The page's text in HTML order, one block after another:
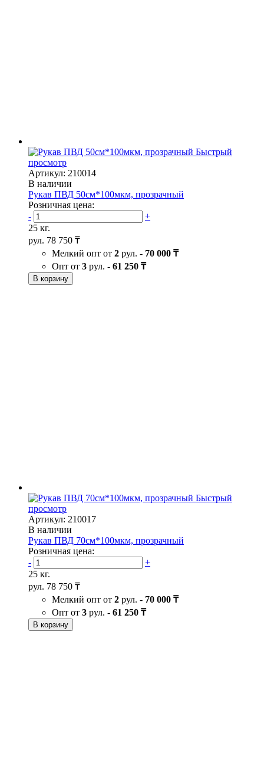
Быстрый
просмотр
Артикул: 210014
В наличии
Рукав ПВД 50см*100мкм, прозрачный
Розничная цена:
-
+
25 кг.
рул. 78 750 ₸
Мелкий опт от 2 рул. - 70 000 ₸
Опт от 3 рул. - 61 250 ₸
В корзину
Быстрый
просмотр
Артикул: 210017
В наличии
Рукав ПВД 70см*100мкм, прозрачный
Розничная цена:
-
+
25 кг.
рул. 78 750 ₸
Мелкий опт от 2 рул. - 70 000 ₸
Опт от 3 рул. - 61 250 ₸
В корзину